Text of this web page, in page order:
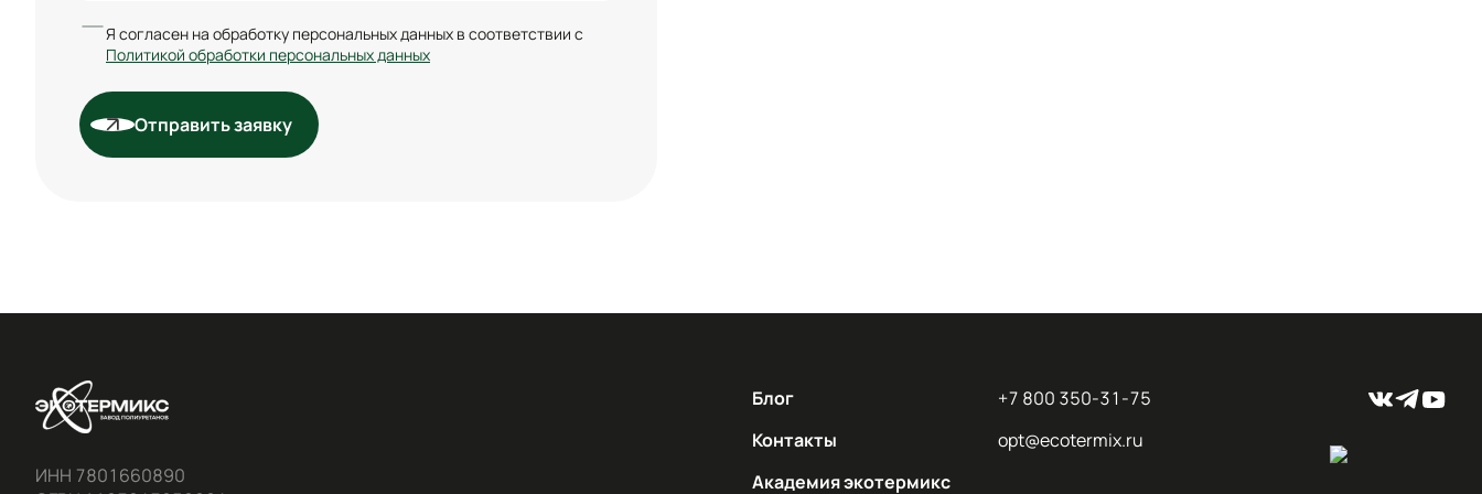
Я согласен на обработку персональных данных в соответствии с
Политикой обработки персональных данных
Отправить заявку
ИНН 7801660890
Блог
Контакты
Академия экотермикс
+7 800 350-31-75
opt@ecotermix.ru